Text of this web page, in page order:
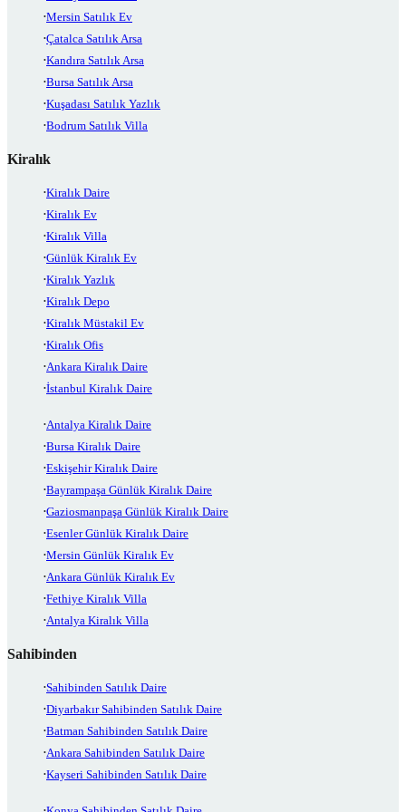
Mersin Satılık Ev
Çatalca Satılık Arsa
Kandıra Satılık Arsa
Bursa Satılık Arsa
Kuşadası Satılık Yazlık
Bodrum Satılık Villa
Kiralık
Kiralık Daire
Kiralık Ev
Kiralık Villa
Günlük Kiralık Ev
Kiralık Yazlık
Kiralık Depo
Kiralık Müstakil Ev
Kiralık Ofis
Ankara Kiralık Daire
İstanbul Kiralık Daire
Antalya Kiralık Daire
Bursa Kiralık Daire
Eskişehir Kiralık Daire
Bayrampaşa Günlük Kiralık Daire
Gaziosmanpaşa Günlük Kiralık Daire
Esenler Günlük Kiralık Daire
Mersin Günlük Kiralık Ev
Ankara Günlük Kiralık Ev
Fethiye Kiralık Villa
Antalya Kiralık Villa
Sahibinden
Sahibinden Satılık Daire
Diyarbakır Sahibinden Satılık Daire
Batman Sahibinden Satılık Daire
Ankara Sahibinden Satılık Daire
Kayseri Sahibinden Satılık Daire